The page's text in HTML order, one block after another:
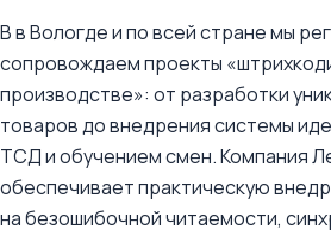
В в Вологде и по всей стране мы
сопровождаем проекты
производстве»: от разработки
товаров до внедрения системы
ТСД и обучением смен. Компания
обеспечивает практическую
на безошибочной читаемости,